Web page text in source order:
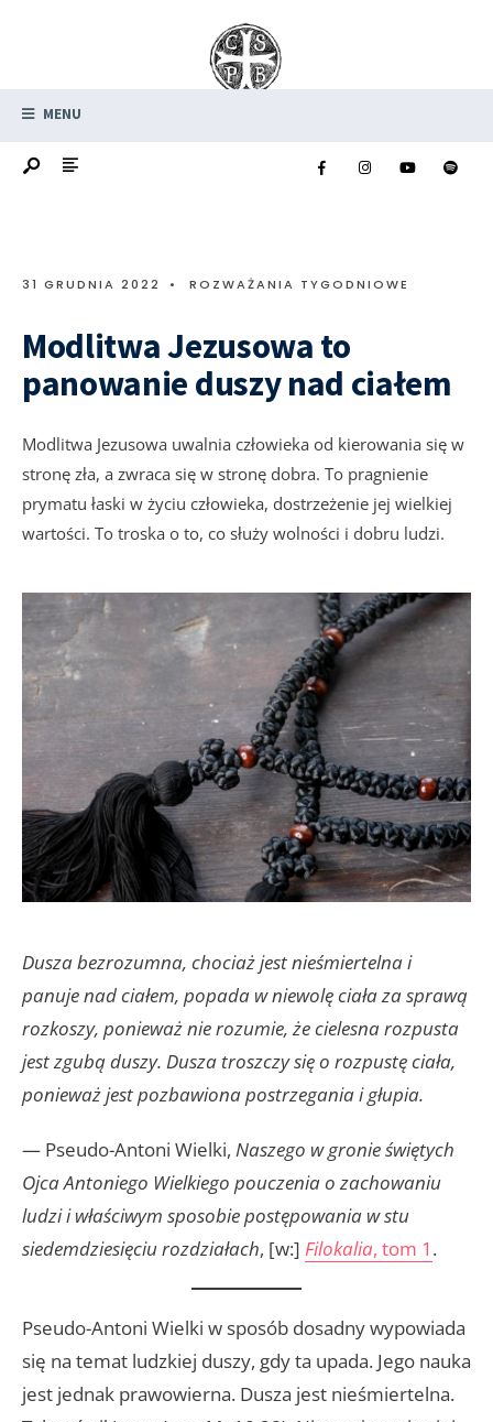
MENU
31 GRUDNIA 2022 • ROZWAŻANIA TYGODNIOWE
Modlitwa Jezusowa to
panowanie duszy nad ciałem
Modlitwa Jezusowa uwalnia człowieka od kierowania się w
stronę zła, a zwraca się w stronę dobra. To pragnienie
prymatu łaski w życiu człowieka, dostrzeżenie jej wielkiej
wartości. To troska o to, co służy wolności i dobru ludzi.
Dusza bezrozumna, chociaż jest nieśmiertelna i
panuje nad ciałem, popada w niewolę ciała za sprawą
rozkoszy, ponieważ nie rozumie, że cielesna rozpusta
jest zgubą duszy. Dusza troszczy się o rozpustę ciała,
ponieważ jest pozbawiona postrzegania i głupia.
— Pseudo-Antoni Wielki, Naszego w gronie świętych
Ojca Antoniego Wielkiego pouczenia o zachowaniu
ludzi i właściwym sposobie postępowania w stu
siedemdziesięciu rozdziałach, [w:] Filokalia, tom 1 .
Pseudo-Antoni Wielki w sposób dosadny wypowiada
się na temat ludzkiej duszy, gdy ta upada. Jego nauka
jest jednak prawowierna. Dusza jest nieśmiertelna.